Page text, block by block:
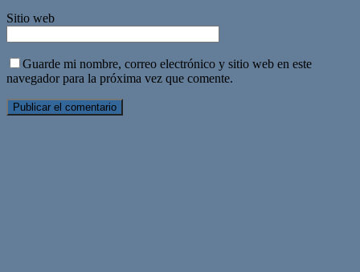
Sitio web
Guarde mi nombre, correo electrónico y sitio web en este
navegador para la próxima vez que comente.